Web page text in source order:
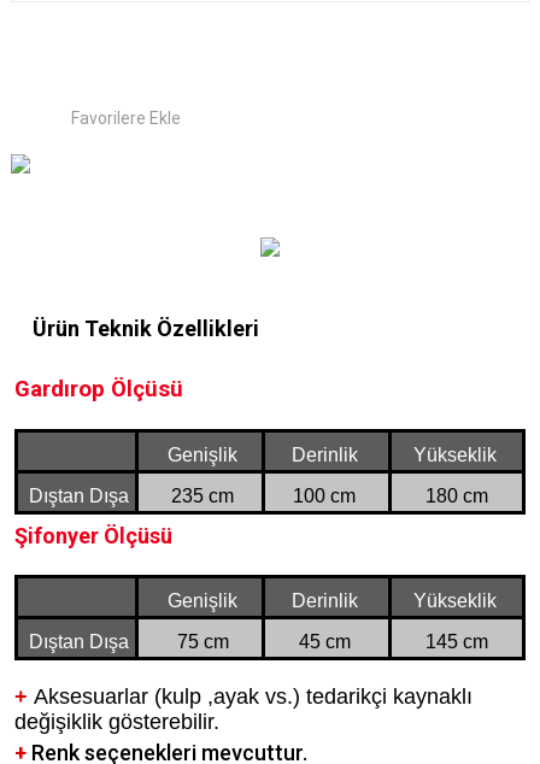
Ürün Teknik Özellikleri
Gardırop Ölçüsü
Genişlik Derinlik
Yükseklik
Dıştan Dışa
235 cm 100 cm 180 cm
Şifonyer Ölçüsü
Genişlik Derinlik
Yükseklik
Dıştan Dışa
75 cm 45 cm 145 cm
+ Aksesuarlar (kulp ,ayak vs.) tedarikçi kaynaklı
değişiklik gösterebilir.
+ Renk seçenekleri mevcuttur.